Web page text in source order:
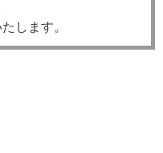
します。